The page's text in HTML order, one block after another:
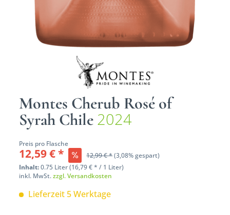
Montes Cherub Rosé of
Syrah Chile 2024
Preis pro Flasche
12,59 € * 12,99 € *(3,08% gespart)
Inhalt:0.75 Liter (16,79 € * / 1 Liter)
inkl. MwSt.zzgl. Versandkosten
Lieferzeit 5 Werktage